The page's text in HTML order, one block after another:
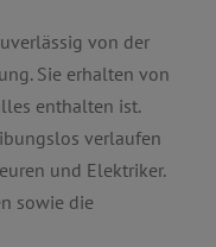
von der
Sie erhalten von
enthalten ist.
verlaufen
und Elektriker.
sowie die